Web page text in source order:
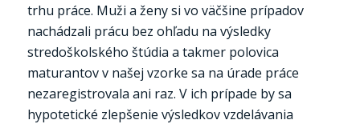
trhu práce. Muži a ženy si vo väčšine prípadov
nachádzali prácu bez ohľadu na výsledky
stredoškolského štúdia a takmer polovica
maturantov v našej vzorke sa na úrade práce
nezaregistrovala ani raz. V ich prípade by sa
hypotetické zlepšenie výsledkov vzdelávania